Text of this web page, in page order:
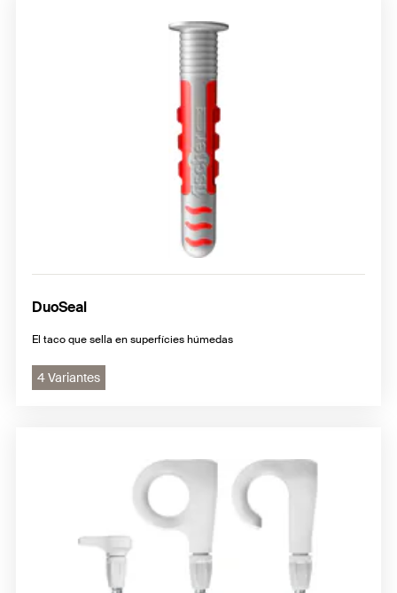
DuoSeal
El taco que sella en superfícies húmedas
4 Variantes